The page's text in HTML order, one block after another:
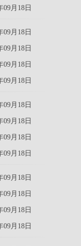
09月18日
09月18日
09月18日
09月18日
09月18日
09月18日
09月18日
09月18日
09月18日
09月18日
09月18日
09月18日
09月18日